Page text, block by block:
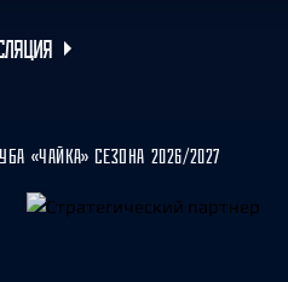
«ЧАЙКА» СЕЗОНА 2026/2027